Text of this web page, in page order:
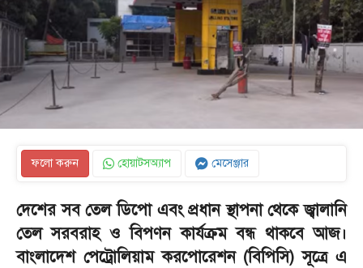
ফলো করুন হোয়াটসঅ্যাপ মেসেঞ্জার
দেশের সব তেল ডিপো এবং প্রধান স্থাপনা থেকে জ্বালানি
তেল সরবরাহ ও বিপণন কার্যক্রম বন্ধ থাকবে আজ।
বাংলাদেশ পেট্রোলিয়াম করপোরেশন (বিপিসি) সূত্রে এ